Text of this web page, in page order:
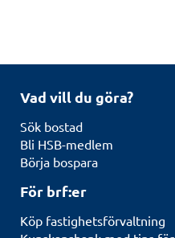
Vad vill du göra?
Sök bostad
Bli HSB-medlem
Börja bospara
För brf:er
Köp fastighetsförvaltning